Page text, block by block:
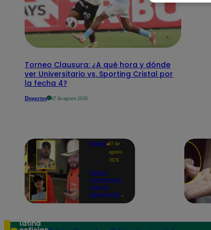
Torneo Clausura: ¿A qué hora y dónde
ver Universitario vs. Sporting Cristal por
la fecha 4?
Deportes 07 de agosto 2026
Mundo 07 de
agosto
2026
Nueve
influencers
fueron
asesinados
el Cártel de